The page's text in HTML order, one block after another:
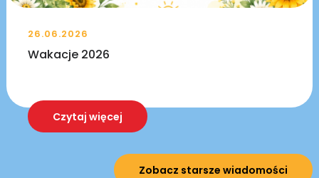
26.06.2026
Wakacje 2026
Czytaj więcej
Zobacz starsze wiadomości